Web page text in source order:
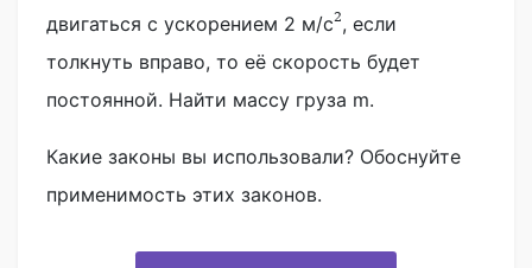
двигаться с ускорением 2 м/с2, если
толкнуть вправо, то её скорость будет
постоянной. Найти массу груза m.
Какие законы вы использовали? Обоснуйте
применимость этих законов.